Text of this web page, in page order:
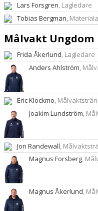
Lars Forsgren, Lagledare
Tobias Bergman,
Målvakt Ungdom
Frida Åkerlund, Lagledare
Anders Ahlström,
Eric Klockmo,
Joakim Lundström ,
Jon Randewall,
Magnus Forsberg,
Magnus Åkerlund,